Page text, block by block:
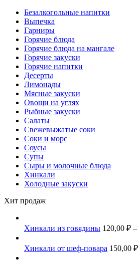
Безалкогольные напитки
Выпечка
Гарниры
Горячие блюда
Горячие блюда на мангале
Горячие закуски
Горячие напитки
Десерты
Лимонады
Мясные закуски
Овощи на углях
Рыбные закуски
Салаты
Свежевыжатые соки
Соки и морс
Соусы
Супы
Сыры и молочные блюда
Хинкали
Холодные закуски
Хит продаж
Хинкали из говядины 120,00 ₽ –
Хинкали от шеф-повара 150,00 ₽